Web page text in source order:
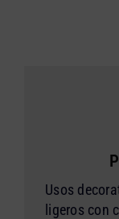
Usos
ligeros con